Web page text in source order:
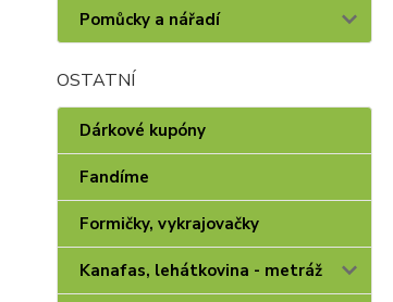
Pomůcky a nářadí
OSTATNÍ
Dárkové kupóny
Fandíme
Formičky, vykrajovačky
Kanafas, lehátkovina - metráž